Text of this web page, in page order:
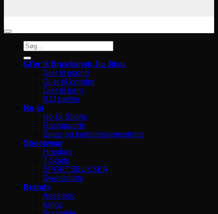
Søg
efter:
Gi’er til Brasiliansk Jiu Jitsu
Gier til mænd
Gi’er til kvinder
Gier til børn
BJJ bælter
No-gi
No Gi Shorts
Rashguards
Spats og kompressionsshorts
Streetwear
Hoodies
T-Shirts
SPORTSBUKSER
Sweatshirts
Brands
Aesthetic
Kingz